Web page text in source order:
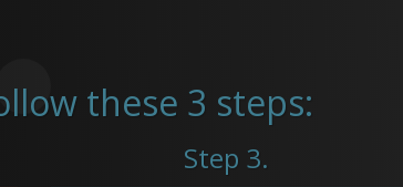
these 3 steps:
Step 3.